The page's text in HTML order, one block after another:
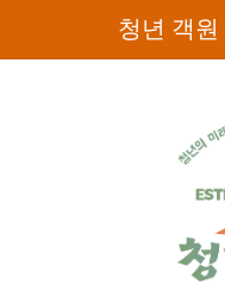
청년 객